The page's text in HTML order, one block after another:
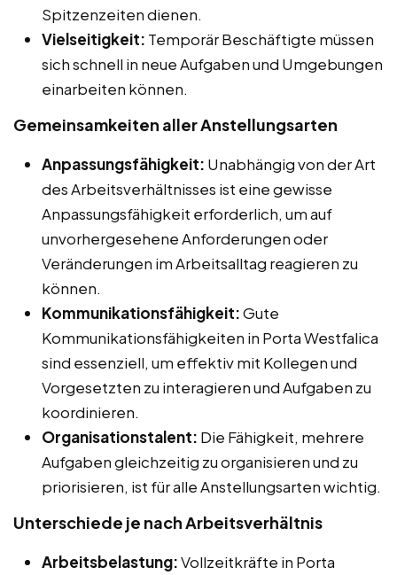
Spitzenzeiten dienen.
Vielseitigkeit: Temporär Beschäftigte müssen
sich schnell in neue Aufgaben und Umgebungen
einarbeiten können.
Gemeinsamkeiten aller Anstellungsarten
Anpassungsfähigkeit: Unabhängig von der Art
des Arbeitsverhältnisses ist eine gewisse
Anpassungsfähigkeit erforderlich, um auf
unvorhergesehene Anforderungen oder
Veränderungen im Arbeitsalltag reagieren zu
können.
Kommunikationsfähigkeit:Gute
Kommunikationsfähigkeiten in Porta Westfalica
sind essenziell, um effektiv mit Kollegen und
Vorgesetzten zu interagieren und Aufgaben zu
koordinieren.
Organisationstalent: Die Fähigkeit, mehrere
Aufgaben gleichzeitig zu organisieren und zu
priorisieren, ist für alle Anstellungsarten wichtig.
Unterschiede je nach Arbeitsverhältnis
Arbeitsbelastung:Vollzeitkräfte in Porta